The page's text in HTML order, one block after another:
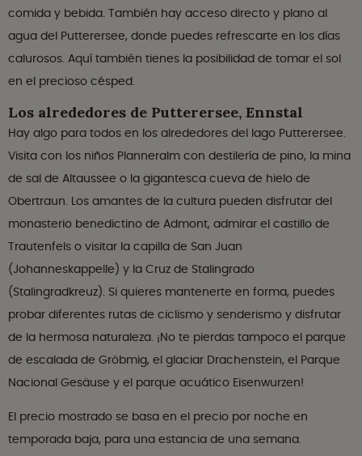
comida y bebida. También hay acceso directo y plano al
agua del Putterersee, donde puedes refrescarte en los días
calurosos. Aquí también tienes la posibilidad de tomar el sol
en el precioso césped.
Los alrededores de Putterersee, Ennstal
Hay algo para todos en los alrededores del lago Putterersee.
Visita con los niños Planneralm con destilería de pino, la mina
de sal de Altaussee o la gigantesca cueva de hielo de
Obertraun. Los amantes de la cultura pueden disfrutar del
monasterio benedictino de Admont, admirar el castillo de
Trautenfels o visitar la capilla de San Juan
(Johanneskappelle) y la Cruz de Stalingrado
(Stalingradkreuz). Si quieres mantenerte en forma, puedes
probar diferentes rutas de ciclismo y senderismo y disfrutar
de la hermosa naturaleza. ¡No te pierdas tampoco el parque
de escalada de Gröbmig, el glaciar Drachenstein, el Parque
Nacional Gesäuse y el parque acuático Eisenwurzen!
El precio mostrado se basa en el precio por noche en
temporada baja, para una estancia de una semana.